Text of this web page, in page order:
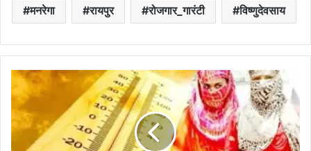
मनरेगा रायपुर रोजगार_गारंटी विष्णुदेवसाय